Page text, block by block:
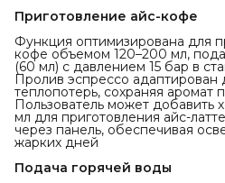
Приготовление айс-кофе
Функция оптимизирована для
кофе объемом 120–200 мл,
(60 мл) с давлением 15 бар в
Пролив эспрессо адаптирован
теплопотерь, сохраняя аромат
Пользователь может добавить
мл для приготовления айс-
через панель, обеспечивая
жарких дней
Подача горячей воды